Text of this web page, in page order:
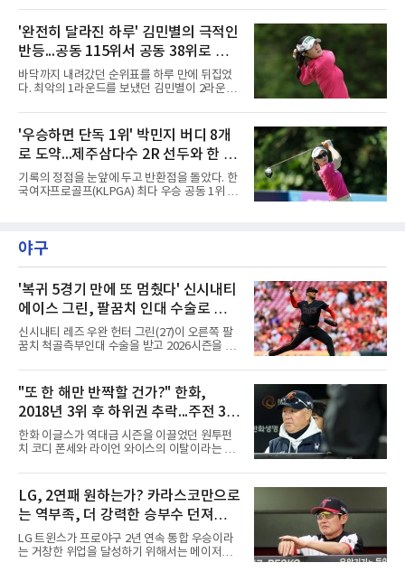
월 리야드 대회에서 공동 9위로 한국 국적 선수
최초의 톱10을 기록했고,
을 거뒀다.이민규는 7일 충남 태안 솔라고 CC(파
71)에서 열린 2라운드에서 버디만 8개를 잡아 8
언더파 63타를 쳤다. 전날 보기 없이 9언더파로
개인 18홀 최저타를 세웠던 그는 최종 합계 17언
더파 125타로, 공동 2위 박태완과 안해천(이상
13언더파 129타)을 4타 차로 따돌렸다. 우승 상
금은 2천만원이다.여정에는 성장이 담겼다.
회 대회에서 데뷔 첫 승을 거뒀다.
'완전히 달라진 하루' 김민별의 극적인
반등...공동 115위서 공동 38위로 도
약
바닥까지 내려갔던 순위표를 하루 만에 뒤집었
다. 최악의 1라운드를 보냈던 김민별이 2라운드
귀포의 테디밸리 골프앤리조트(파72)에서 열린
2026시즌 한국여자프로골프(KLPGA) 투어 제주
삼다수 마스터스(총상금 10억 원) 2라운드에서
보기 없이 버디만 7개를 잡아 7언더파 65타를 쳤
다. 중간합계 1언더파 143타를 기록한 그는 전날
공동 115위에서 무려 77계단 뛰어오른 공동 38
위로 컷을 통과했다. 이번 대회 컷 기준은 1오버
오버파 78타로 공동 115위에 머물러 컷 탈락이
유력해 보였던 그였다.반전의 흐
'우승하면 단독 1위' 박민지 버디 8개
로 도약...제주삼다수 2R 선두와 한 타
차
기록의 정점을 눈앞에 두고 반환점을 돌았다. 한
국여자프로골프(KLPGA) 최다 우승 공동 1위 박
72)에서 열린 2라운드에서 버디 8개와 보기 1개
를 묶어 7언더파 65타를 쳤다. 1라운드에서 71
로 최정원, 문정민, 서어진, 신다인과 공동 2위에
이름을 올렸다. 단독 선두 강채연(9언더파 135
타)과는 한 타 차다.걸린 것이 크다. 지난 5월 sh
수협은행 MBN 여자 오픈에서 통산 20승을 채운
박민지는 이번 대회에서 우승하면 KLPGA 통산
최다 우승 단독 1위에 오른다.라
야구
'복귀 5경기 만에 또 멈췄다' 신시내티
에이스 그린, 팔꿈치 인대 수술로 시즌
아웃
신시내티 레즈 우완 헌터 그린(27)이 오른쪽 팔
꿈치 척골측부인대 수술을 받고 2026시즌을 접
치료를 위해 다음 주 수술받는다고 밝혔다. 수술
방식과 범위는 팔꿈치 내부 상태를 확인한 뒤 결
정된다. 올 시즌 복귀는 무산됐고, 손상 정도에
따라 2027시즌 복귀 시점도 영향을 받을 수 있
다.지난 3월 뼛조각 제거 관절경 수술 뒤 재활을
거쳐 지난달 복귀한 그린은 5경기에서 2승 2패,
평균자책점 6.83을 남겼다. 최근 불펜 투구 중 통
1라운드 지명감으로 평가받았고, MLB 파이프라
인 2017년 드래프트
"또 한 해만 반짝할 건가?" 한화,
2018년 3위 후 하위권 추락...주전 3명
빠지기 전에 많은 승리 챙겨야
한화 이글스가 역대급 시즌을 이끌었던 원투펀
치 코디 폰세와 라이언 와이스의 이탈이라는 거
를 폭격하며 거둔 눈부신 활약은 팀에 엄청난 영
광을 안겼지만, 역설적으로 너무 뛰어난 기량 탓
에 메이저리그 역스카우트의 표적이 되면서 순
식간에 마운드의 핵이 공백으로 남게 됐다.폰세
와 와이스는 지난 시즌 한화 선발진의 중심을 완
벽하게 지탱하며 합쳐서 무려 33승을 합작해내
는 기적 같은 저력을 발휘했다. 특히 폰세는 다
LG, 2연패 원하는가? 카라스코만으로
는 역부족, 더 강력한 승부수 던져야...
염경엽 감독은 알고 있을 것
LG 트윈스가 프로야구 2년 연속 통합 우승이라
는 거창한 위업을 달성하기 위해서는 메이저리